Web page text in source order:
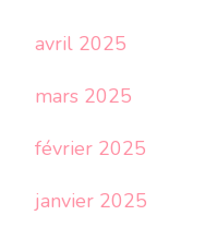
avril 2025
mars 2025
février 2025
janvier 2025